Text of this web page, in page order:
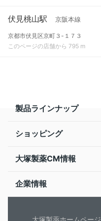
伏見桃山駅 京阪本線
京都市伏見区京町３-１７３
このページの店舗から 795 m
製品ラインナップ
ショッピング
大塚製薬CM情報
企業情報